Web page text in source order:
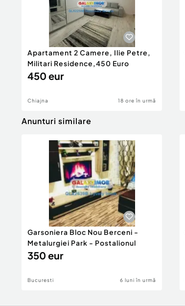
Apartament 2 Camere, Ilie Petre,
Militari Residence,450 Euro
450 eur
Chiajna 18 ore în urmă
Anunturi similare
Garsoniera Bloc Nou Berceni -
Metalurgiei Park - Postalionul
350 eur
Bucuresti 6 luni în urmă